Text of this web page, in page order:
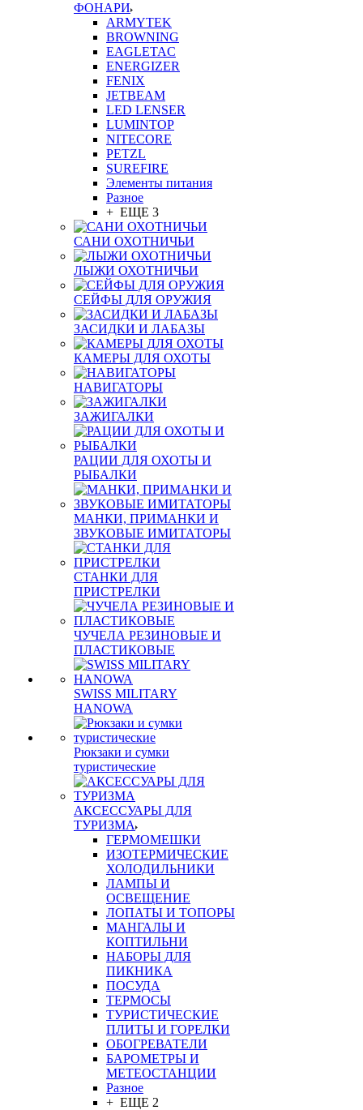
ФОНАРИ
ARMYTEK
BROWNING
EAGLETAC
ENERGIZER
FENIX
JETBEAM
LED LENSER
LUMINTOP
NITECORE
PETZL
SUREFIRE
Элементы питания
Разное
+ ЕЩЕ 3
САНИ ОХОТНИЧЬИ
ЛЫЖИ ОХОТНИЧЬИ
СЕЙФЫ ДЛЯ ОРУЖИЯ
ЗАСИДКИ И ЛАБАЗЫ
КАМЕРЫ ДЛЯ ОХОТЫ
НАВИГАТОРЫ
ЗАЖИГАЛКИ
РАЦИИ ДЛЯ ОХОТЫ И
РЫБАЛКИ
МАНКИ, ПРИМАНКИ И
ЗВУКОВЫЕ ИМИТАТОРЫ
СТАНКИ ДЛЯ
ПРИСТРЕЛКИ
ЧУЧЕЛА РЕЗИНОВЫЕ И
ПЛАСТИКОВЫЕ
SWISS MILITARY
HANOWA
Рюкзаки и сумки
туристические
АКСЕССУАРЫ ДЛЯ
ТУРИЗМА
ГЕРМОМЕШКИ
ИЗОТЕРМИЧЕСКИЕ
ХОЛОДИЛЬНИКИ
ЛАМПЫ И
ОСВЕЩЕНИЕ
ЛОПАТЫ И ТОПОРЫ
МАНГАЛЫ И
КОПТИЛЬНИ
НАБОРЫ ДЛЯ
ПИКНИКА
ПОСУДА
ТЕРМОСЫ
ТУРИСТИЧЕСКИЕ
ПЛИТЫ И ГОРЕЛКИ
ОБОГРЕВАТЕЛИ
БАРОМЕТРЫ И
МЕТЕОСТАНЦИИ
Разное
+ ЕЩЕ 2